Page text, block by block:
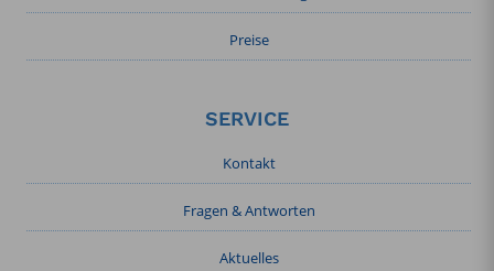
Preise
SERVICE
Kontakt
Fragen & Antworten
Aktuelles